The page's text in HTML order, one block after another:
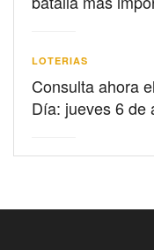
LOTERIAS
Consulta ahora
Día: jueves 6 de